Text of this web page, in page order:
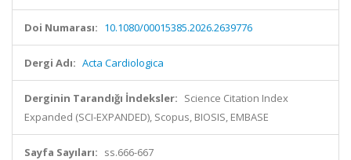
Doi Numarası: 10.1080/00015385.2026.2639776
Dergi Adı: Acta Cardiologica
Derginin Tarandığı İndeksler: Science Citation Index
Expanded (SCI-EXPANDED), Scopus, BIOSIS, EMBASE
Sayfa Sayıları: ss.666-667